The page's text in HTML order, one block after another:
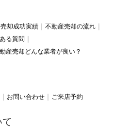
売却成功実績
不動産売却の流れ
る質問
産売却どんな業者が良い？
お問い合わせ ご来店予約